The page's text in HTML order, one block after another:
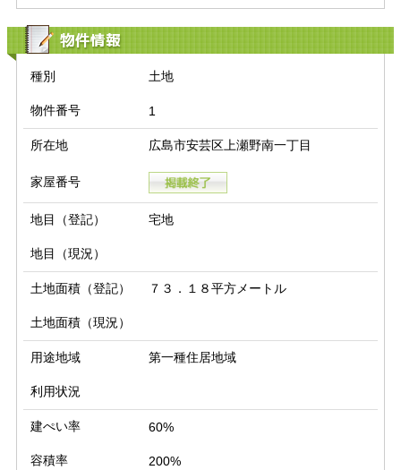
物件情報
種別 土地
物件番号 1
所在地 広島市安芸区上瀬野南一丁目
家屋番号
地目（登記） 宅地
地目（現況）
土地面積（登記） ７３．１８平方メートル
土地面積（現況）
用途地域 第一種住居地域
利用状況
建ぺい率 60%
容積率 200%